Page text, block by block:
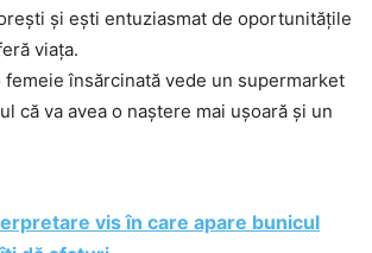
și ești entuziasmat de oportunitățile
viața.
femeie însărcinată vede un supermarket
că va avea o naștere mai ușoară și un
vis în care apare bunicul